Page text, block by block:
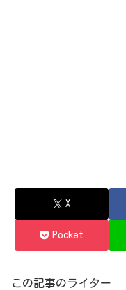
X
Pocket
この記事のライター